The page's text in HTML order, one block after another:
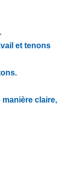
et tenons
claire,